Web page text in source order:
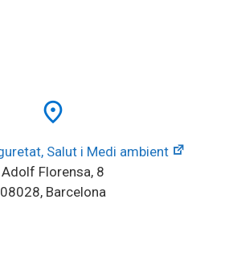
place
Salut i Medi ambient
Adolf Florensa, 8
08028, Barcelona